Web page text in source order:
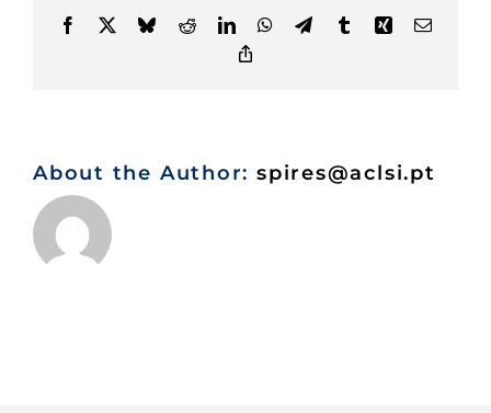
Facebook BlueskyRedditLinkedInWhatsApp
TelegramTumblrXing Email
About the Author: spires@aclsi.pt